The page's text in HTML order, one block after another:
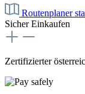
Routenplaner
Sicher Einkaufen
Zertifizierter